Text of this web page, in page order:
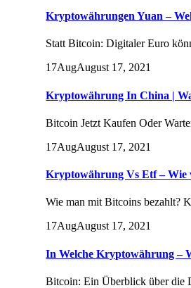
Kryptowährungen Yuan –
Statt Bitcoin: Digitaler Euro
17AugAugust 17, 2021
Kryptowährung In China |
Bitcoin Jetzt Kaufen Oder
17AugAugust 17, 2021
Kryptowährung Vs Etf – Wie
Wie man mit Bitcoins bezahlt?
17AugAugust 17, 2021
In Welche Kryptowährung –
Bitcoin: Ein Überblick über die